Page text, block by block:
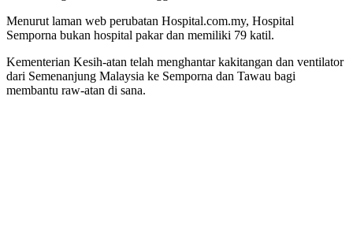
Menurut laman web perubatan Hospital.com.my, Hospital
Semporna bukan hospital pakar dan memiliki 79 katil.
Kementerian Kesih-atan telah menghantar kakitangan dan ventilator
dari Semenanjung Malaysia ke Semporna dan Tawau bagi
membantu raw-atan di sana.